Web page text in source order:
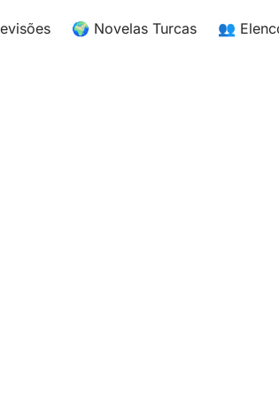
🌍 Novelas Turcas 👥